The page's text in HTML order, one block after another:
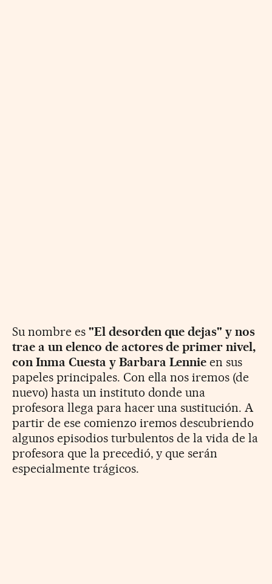
Su nombre es"El desorden que dejas" y nos
trae a un elenco de actores de primer nivel,
con Inma Cuesta y Barbara Lennie en sus
papeles principales. Con ella nos iremos (de
nuevo) hasta un instituto donde una
profesora llega para hacer una sustitución. A
partir de ese comienzo iremos descubriendo
algunos episodios turbulentos de la vida de la
profesora que la precedió, y que serán
especialmente trágicos.